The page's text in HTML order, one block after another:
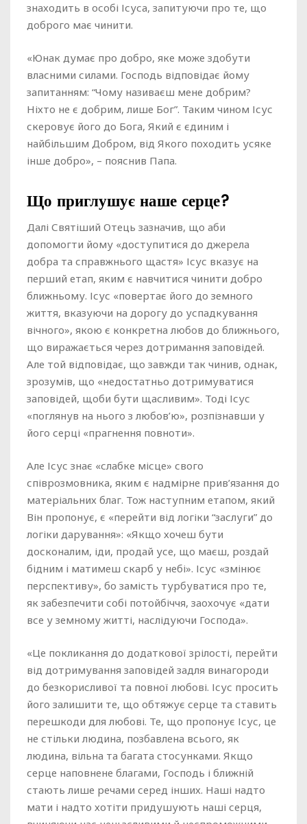
знаходить в особі Ісуса, запитуючи про те, що
доброго має чинити.
«Юнак думає про добро, яке може здобути
власними силами. Господь відповідає йому
запитанням: “Чому називаєш мене добрим?
Ніхто не є добрим, лише Бог”. Таким чином Ісус
скеровує його до Бога, Який є єдиним і
найбільшим Добром, від Якого походить усяке
інше добро», – пояснив Папа.
Що приглушує наше серце?
Далі Святіший Отець зазначив, що аби
допомогти йому «доступитися до джерела
добра та справжнього щастя» Ісус вказує на
перший етап, яким є навчитися чинити добро
ближньому. Ісус «повертає його до земного
життя, вказуючи на дорогу до успадкування
вічного», якою є конкретна любов до ближнього,
що виражається через дотримання заповідей.
Але той відповідає, що завжди так чинив, однак,
зрозумів, що «недостатньо дотримуватися
заповідей, щоби бути щасливим». Тоді Ісус
«поглянув на нього з любов’ю», розпізнавши у
його серці «прагнення повноти».
Але Ісус знає «слабке місце» свого
співрозмовника, яким є надмірне прив’язання до
матеріальних благ. Тож наступним етапом, який
Він пропонує, є «перейти від логіки “заслуги” до
логіки дарування»: «Якщо хочеш бути
досконалим, іди, продай усе, що маєш, роздай
бідним і матимеш скарб у небі». Ісус «змінює
перспективу», бо замість турбуватися про те,
як забезпечити собі потойбіччя, заохочує «дати
все у земному житті, наслідуючи Господа».
«Це покликання до додаткової зрілості, перейти
від дотримування заповідей задля винагороди
до безкорисливої та повної любові. Ісус просить
його залишити те, що обтяжує серце та ставить
перешкоди для любові. Те, що пропонує Ісус, це
не стільки людина, позбавлена всього, як
людина, вільна та багата стосунками. Якщо
серце наповнене благами, Господь і ближній
стають лише речами серед інших. Наші надто
мати і надто хотіти придушують наші серця,